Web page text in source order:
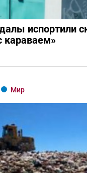
испортили
Мир